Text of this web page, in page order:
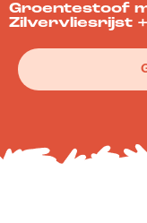
Groentestoof
Zilvervliesrijst